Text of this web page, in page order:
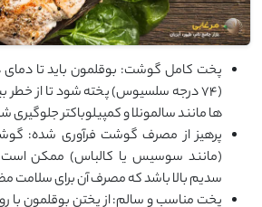
(74 درجه سلسیوس) پخته شود تا از خطر
ها مانند سالمونلا و کمپیلوباکتر جلوگیری
پرهیز از مصرف گوشت فرآوری شده:
(مانند سوسیس یا کالباس) ممکن است
سدیم بالا باشد که مصرف آن برای سلامت
پخت مناسب و سالم: از پختن بوقلمون با